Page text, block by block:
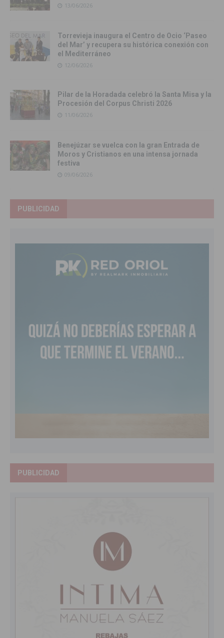
13/06/2026
Torrevieja inaugura el Centro de Ocio ‘Paseo
del Mar’ y recupera su histórica conexión con
el Mediterráneo
12/06/2026
Pilar de la Horadada celebró la Santa Misa y la
Procesión del Corpus Christi 2026
11/06/2026
Benejúzar se vuelca con la gran Entrada de
Moros y Cristianos en una intensa jornada
festiva
09/06/2026
PUBLICIDAD
PUBLICIDAD